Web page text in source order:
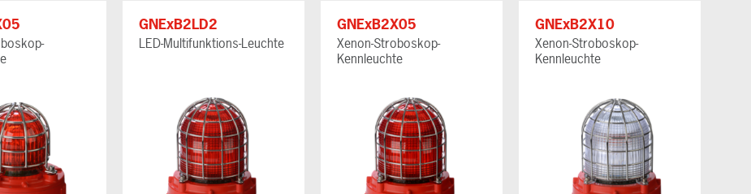
GNExB2LD2
LED-Multifunktions-Leuchte
GNExB2X05
Xenon-Stroboskop-
Kennleuchte
GNExB2X10
Xenon-Stroboskop-
Kennleuchte